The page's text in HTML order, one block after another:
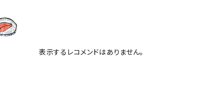
表示するレコメンドはありません。